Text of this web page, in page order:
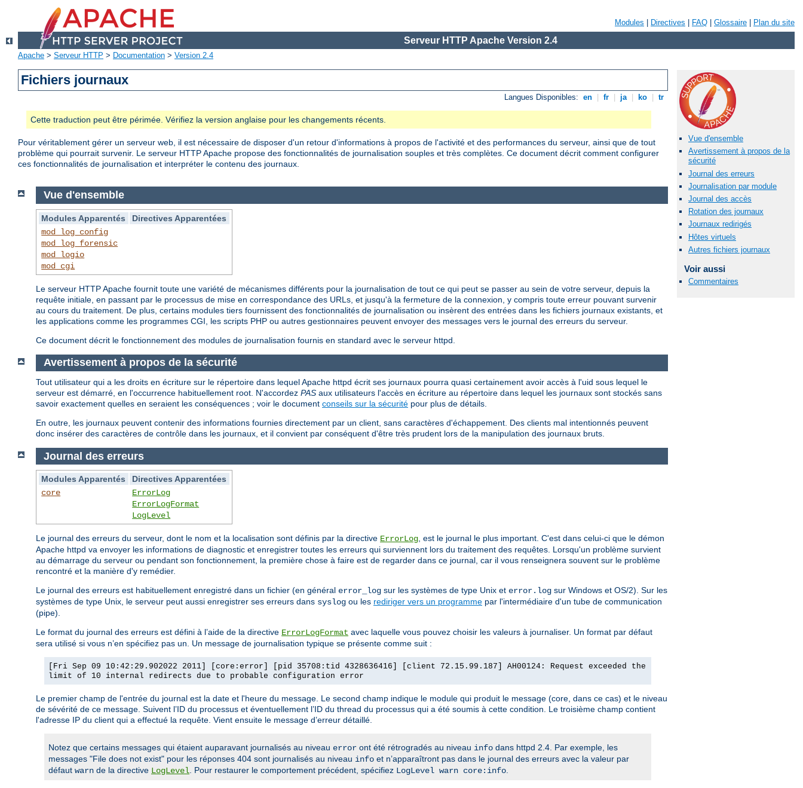
Modules Directives FAQ Glossaire Plan du site
Serveur HTTP Apache Version 2.4
Apache > Serveur HTTP > Documentation > Version 2.4
Fichiers journaux
Langues Disponibles: en fr ja ko tr
Cette traduction peut être périmée. Vérifiez la version anglaise pour les changements récents.
Pour véritablement gérer un serveur web, il est nécessaire de disposer d'un retour d'informations à propos de l'activité et des performances du serveur, ainsi que de tout
problème qui pourrait survenir. Le serveur HTTP Apache propose des fonctionnalités de journalisation souples et très complètes. Ce document décrit comment configurer
ces fonctionnalités de journalisation et interpréter le contenu des journaux.
Vue d'ensemble
Avertissement à propos de la
sécurité
Journal des erreurs
Journalisation par module
Journal des accès
Rotation des journaux
Journaux redirigés
Hôtes virtuels
Autres fichiers journaux
Voir aussi
Commentaires
Vue d'ensemble
Modules Apparentés
Directives Apparentées
mod_log_config
mod_log_forensic
mod_logio
mod_cgi
Le serveur HTTP Apache fournit toute une variété de mécanismes différents pour la journalisation de tout ce qui peut se passer au sein de votre serveur, depuis la
requête initiale, en passant par le processus de mise en correspondance des URLs, et jusqu'à la fermeture de la connexion, y compris toute erreur pouvant survenir
au cours du traitement. De plus, certains modules tiers fournissent des fonctionnalités de journalisation ou insèrent des entrées dans les fichiers journaux existants, et
les applications comme les programmes CGI, les scripts PHP ou autres gestionnaires peuvent envoyer des messages vers le journal des erreurs du serveur.
Ce document décrit le fonctionnement des modules de journalisation fournis en standard avec le serveur httpd.
Avertissement à propos de la sécurité
Tout utilisateur qui a les droits en écriture sur le répertoire dans lequel Apache httpd écrit ses journaux pourra quasi certainement avoir accès à l'uid sous lequel le
serveur est démarré, en l'occurrence habituellement root. N'accordez PAS aux utilisateurs l'accès en écriture au répertoire dans lequel les journaux sont stockés sans
savoir exactement quelles en seraient les conséquences ; voir le document conseils sur la sécurité pour plus de détails.
En outre, les journaux peuvent contenir des informations fournies directement par un client, sans caractères d'échappement. Des clients mal intentionnés peuvent
donc insérer des caractères de contrôle dans les journaux, et il convient par conséquent d'être très prudent lors de la manipulation des journaux bruts.
Journal des erreurs
Modules Apparentés
Directives Apparentées
core
ErrorLog
ErrorLogFormat
LogLevel
Le journal des erreurs du serveur, dont le nom et la localisation sont définis par la directive ErrorLog, est le journal le plus important. C'est dans celui-ci que le démon
Apache httpd va envoyer les informations de diagnostic et enregistrer toutes les erreurs qui surviennent lors du traitement des requêtes. Lorsqu'un problème survient
au démarrage du serveur ou pendant son fonctionnement, la première chose à faire est de regarder dans ce journal, car il vous renseignera souvent sur le problème
rencontré et la manière d'y remédier.
Le journal des erreurs est habituellement enregistré dans un fichier (en général error_log sur les systèmes de type Unix et error.log sur Windows et OS/2). Sur les
systèmes de type Unix, le serveur peut aussi enregistrer ses erreurs dans syslog ou les rediriger vers un programme par l'intermédiaire d'un tube de communication
(pipe).
Le format du journal des erreurs est défini à l’aide de la directive ErrorLogFormat avec laquelle vous pouvez choisir les valeurs à journaliser. Un format par défaut
sera utilisé si vous n’en spécifiez pas un. Un message de journalisation typique se présente comme suit :
[Fri Sep 09 10:42:29.902022 2011] [core:error] [pid 35708:tid 4328636416] [client 72.15.99.187] AH00124: Request exceeded the
limit of 10 internal redirects due to probable configuration error
Le premier champ de l'entrée du journal est la date et l'heure du message. Le second champ indique le module qui produit le message (core, dans ce cas) et le niveau
de sévérité de ce message. Suivent l’ID du processus et éventuellement l’ID du thread du processus qui a été soumis à cette condition. Le troisième champ contient
l'adresse IP du client qui a effectué la requête. Vient ensuite le message d’erreur détaillé.
Notez que certains messages qui étaient auparavant journalisés au niveau error ont été rétrogradés au niveau info dans httpd 2.4. Par exemple, les
messages "File does not exist" pour les réponses 404 sont journalisés au niveau info et n’apparaîtront pas dans le journal des erreurs avec la valeur par
défaut warn de la directive LogLevel. Pour restaurer le comportement précédent, spécifiez LogLevel warn core:info.